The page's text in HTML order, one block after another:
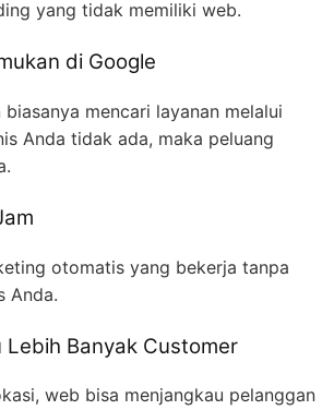
yang tidak memiliki web.
di Google
mencari layanan melalui
Anda tidak ada, maka peluang
otomatis yang bekerja tanpa
Anda.
Lebih Banyak Customer
web bisa menjangkau pelanggan